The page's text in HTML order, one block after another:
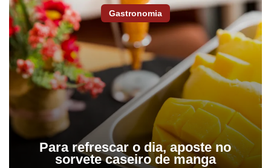
Gastronomia
Para refrescar o dia, aposte no
sorvete caseiro de manga